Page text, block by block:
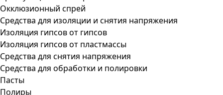
Окклюзионный спрей
Средства для изоляции и снятия напряжения
Изоляция гипсов от гипсов
Изоляция гипсов от пластмассы
Средства для снятия напряжения
Средства для обработки и полировки
Пасты
Полиры